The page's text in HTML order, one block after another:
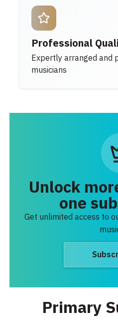
Professional
Expertly arranged and
musicians
Unlock
one
Get unlimited access to
Primary